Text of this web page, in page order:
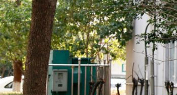
声光报警器
报警器
警示灯
LED工作灯
船用停机坪助降灯
海工停机坪助降灯
航空信号
工程机械
铁路轨交
技术与标准